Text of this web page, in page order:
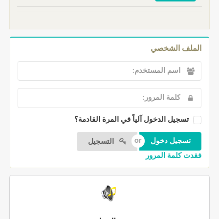
الملف الشخصي
تسجيل الدخول آلياً في المرة القادمة؟
التسجيل
فقدت كلمة المرور